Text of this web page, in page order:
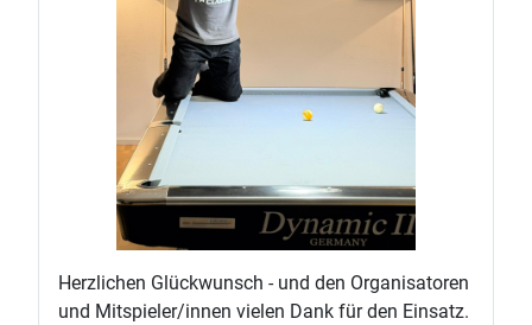
Herzlichen Glückwunsch - und den Organisatoren
und Mitspieler/innen vielen Dank für den Einsatz.